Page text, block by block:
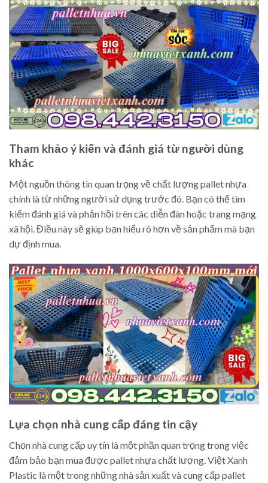
Tham khảo ý kiến và đánh giá từ người dùng
khác
Một nguồn thông tin quan trọng về chất lượng pallet nhựa
chính là từ những người sử dụng trước đó. Bạn có thể tìm
kiếm đánh giá và phản hồi trên các diễn đàn hoặc trang mạng
xã hội. Điều này sẽ giúp bạn hiểu rõ hơn về sản phẩm mà bạn
dự định mua.
Lựa chọn nhà cung cấp đáng tin cậy
Chọn nhà cung cấp uy tín là một phần quan trọng trong việc
đảm bảo bạn mua được pallet nhựa chất lượng. Việt Xanh
Plastic là một trong những nhà sản xuất và cung cấp pallet